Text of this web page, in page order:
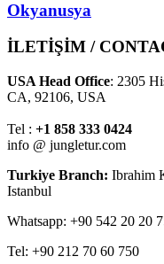
Okyanusya
İLETİŞİM /
USA Head Office: 2305
CA, 92106, USA
Tel : +1 858 333 0424
info @ jungletur.com
Turkiye Branch: Ibrahim
Istanbul
Whatsapp: +90 542 20 20
Tel: +90 212 70 60 750